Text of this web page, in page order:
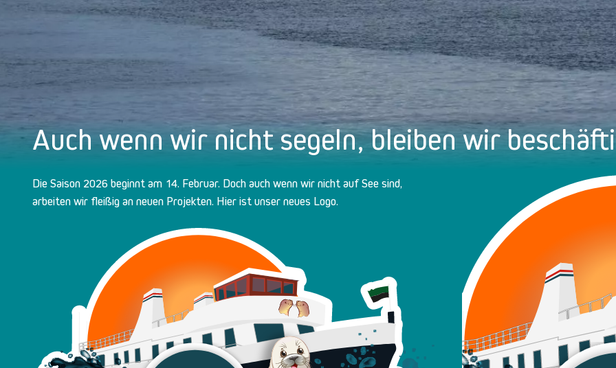
Auch wenn wir nicht segeln, bleiben wir
Die Saison 2026 beginnt am 14. Februar. Doch auch wenn wir nicht auf See sind,
arbeiten wir fleißig an neuen Projekten. Hier ist unser neues Logo.